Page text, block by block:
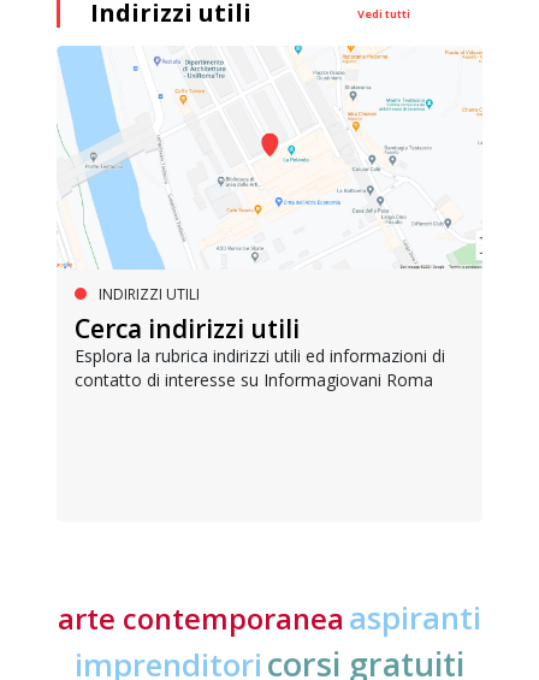
Indirizzi utili Vedi tutti
INDIRIZZI UTILI
Cerca indirizzi utili
Esplora la rubrica indirizzi utili ed informazioni di
contatto di interesse su Informagiovani Roma
arte contemporanea aspiranti
imprenditori corsi gratuiti